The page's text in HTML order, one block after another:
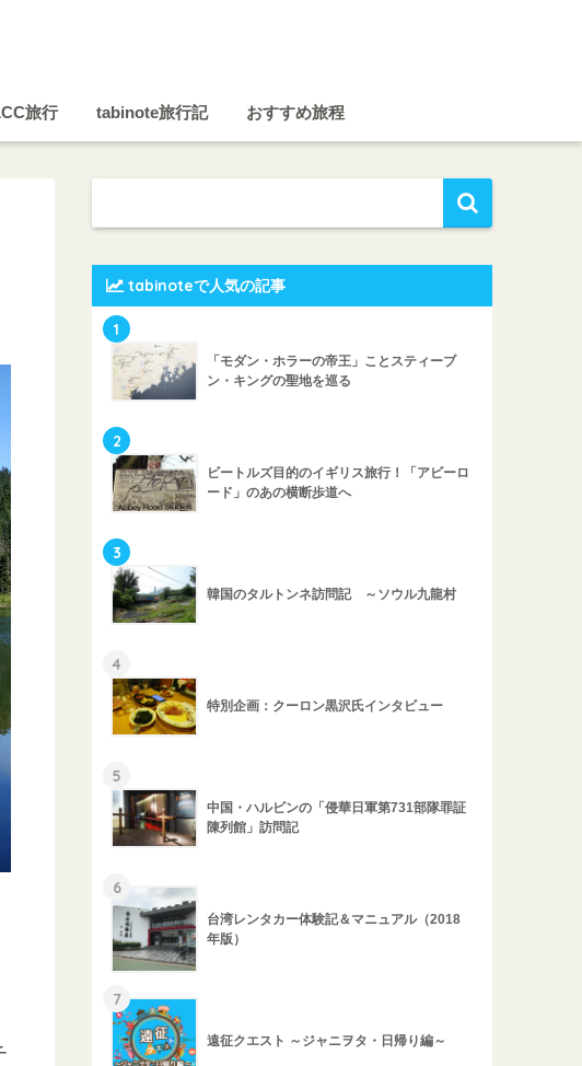
旅行 tabinote旅行記 おすすめ旅程
tabinoteで人気の記事
1
「モダン・ホラーの帝王」ことスティーブ
ン・キングの聖地を巡る
2
ビートルズ目的のイギリス旅行！「アビーロ
ード」のあの横断歩道へ
3
韓国のタルトンネ訪問記 ～ソウル九龍村
4
特別企画：クーロン黒沢氏インタビュー
5
中国・ハルビンの「侵華日軍第731部隊罪証
陳列館」訪問記
6
台湾レンタカー体験記＆マニュアル（2018
年版）
7
遠征クエスト ～ジャニヲタ・日帰り編～